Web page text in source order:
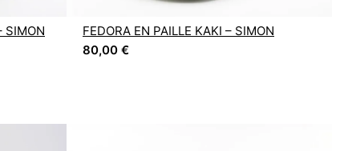
SIMON
FEDORA EN PAILLE KAKI – SIMON
80,00 €